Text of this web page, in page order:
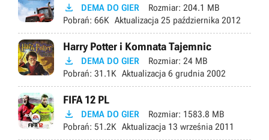
 DEMA DO GIER Rozmiar: 204.1 MB
Pobrań: 66K Aktualizacja 25 października 2012
Harry Potter i Komnata Tajemnic
 DEMA DO GIER Rozmiar: 24 MB
Pobrań: 31.1K Aktualizacja 6 grudnia 2002
FIFA 12 PL
 DEMA DO GIER Rozmiar: 1583.8 MB
Pobrań: 51.2K Aktualizacja 13 września 2011